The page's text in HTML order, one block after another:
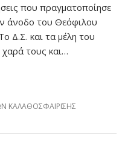
που πραγματοποίησε
άνοδο του Θεόφιλου
Δ.Σ. και τα μέλη του
τους και…
ΚΑΛΑΘΟΣΦΑΙΡΙΣΗΣ